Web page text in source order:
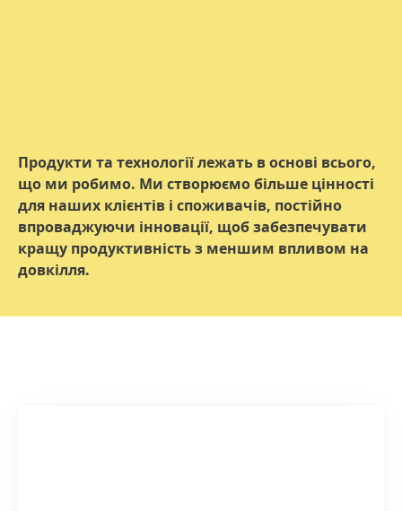
Продукти та технології лежать в основі всього,
що ми робимо. Ми створюємо більше цінності
для наших клієнтів і споживачів, постійно
впроваджуючи інновації, щоб забезпечувати
кращу продуктивність з меншим впливом на
довкілля.